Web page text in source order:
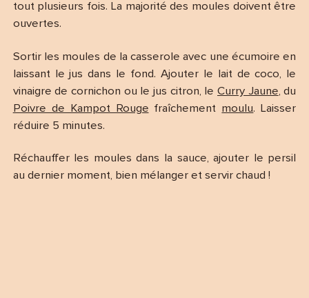
tout plusieurs fois. La majorité des moules doivent être
ouvertes.
Sortir les moules de la casserole avec une écumoire en
laissant le jus dans le fond. Ajouter le lait de coco, le
vinaigre de cornichon ou le jus citron, leCurry Jaune, du
Poivre de Kampot Rouge fraîchement moulu. Laisser
réduire 5 minutes.
Réchauffer les moules dans la sauce, ajouter le persil
au dernier moment, bien mélanger et servir chaud !